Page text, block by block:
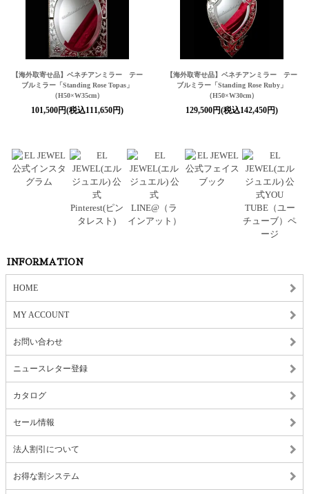
【海外取寄せ品】ベネチアンミラー テー
ブルミラー「Standing Rose Topas」
（H50×W35cm）
101,500円(税込111,650円)
【海外取寄せ品】ベネチアンミラー テー
ブルミラー「Standing Rose Ruby」
（H50×W30cm）
129,500円(税込142,450円)
INFORMATION
HOME
MY ACCOUNT
お問い合わせ
ニュースレター登録
カタログ
セール情報
法人割引について
お得な割システム